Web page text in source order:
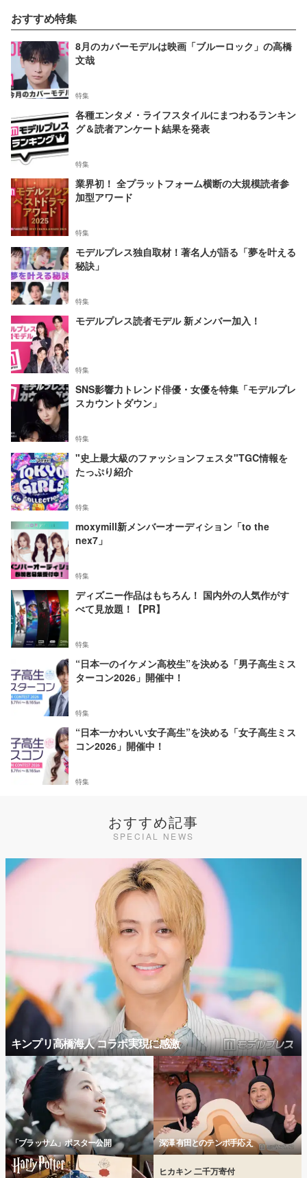
おすすめ特集
8月のカバーモデルは映画「ブルーロック」の高橋
文哉
特集
各種エンタメ・ライフスタイルにまつわるランキン
グ＆読者アンケート結果を発表
特集
業界初！ 全プラットフォーム横断の大規模読者参
加型アワード
特集
モデルプレス独自取材！著名人が語る「夢を叶える
秘訣」
特集
モデルプレス読者モデル 新メンバー加入！
特集
SNS影響力トレンド俳優・女優を特集「モデルプレ
スカウントダウン」
特集
"史上最大級のファッションフェスタ"TGC情報を
たっぷり紹介
特集
moxymill新メンバーオーディション「to the
nex7」
特集
ディズニー作品はもちろん！ 国内外の人気作がす
べて見放題！【PR】
特集
“日本一のイケメン高校生”を決める「男子高生ミス
ターコン2026」開催中！
特集
“日本一かわいい女子高生”を決める「女子高生ミス
コン2026」開催中！
特集
おすすめ記事
SPECIAL NEWS
キンプリ高橋海人 コラボ実現に感激
「ブラッサム」ポスター公開 深澤 有田とのテンポ手応え
ヒカキン 二千万寄付